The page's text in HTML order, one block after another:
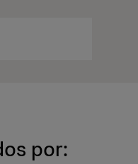
por: